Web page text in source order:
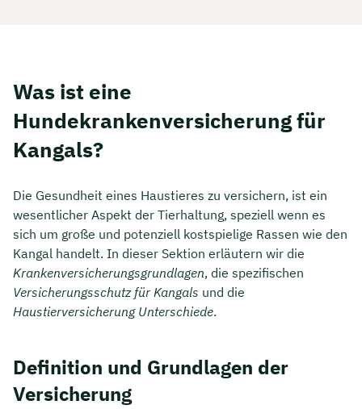
Was ist eine
Hundekrankenversicherung für
Kangals?
Die Gesundheit eines Haustieres zu versichern, ist ein
wesentlicher Aspekt der Tierhaltung, speziell wenn es
sich um große und potenziell kostspielige Rassen wie den
Kangal handelt. In dieser Sektion erläutern wir die
Krankenversicherungsgrundlagen, die spezifischen
Versicherungsschutz für Kangals und die
Haustierversicherung Unterschiede.
Definition und Grundlagen der
Versicherung